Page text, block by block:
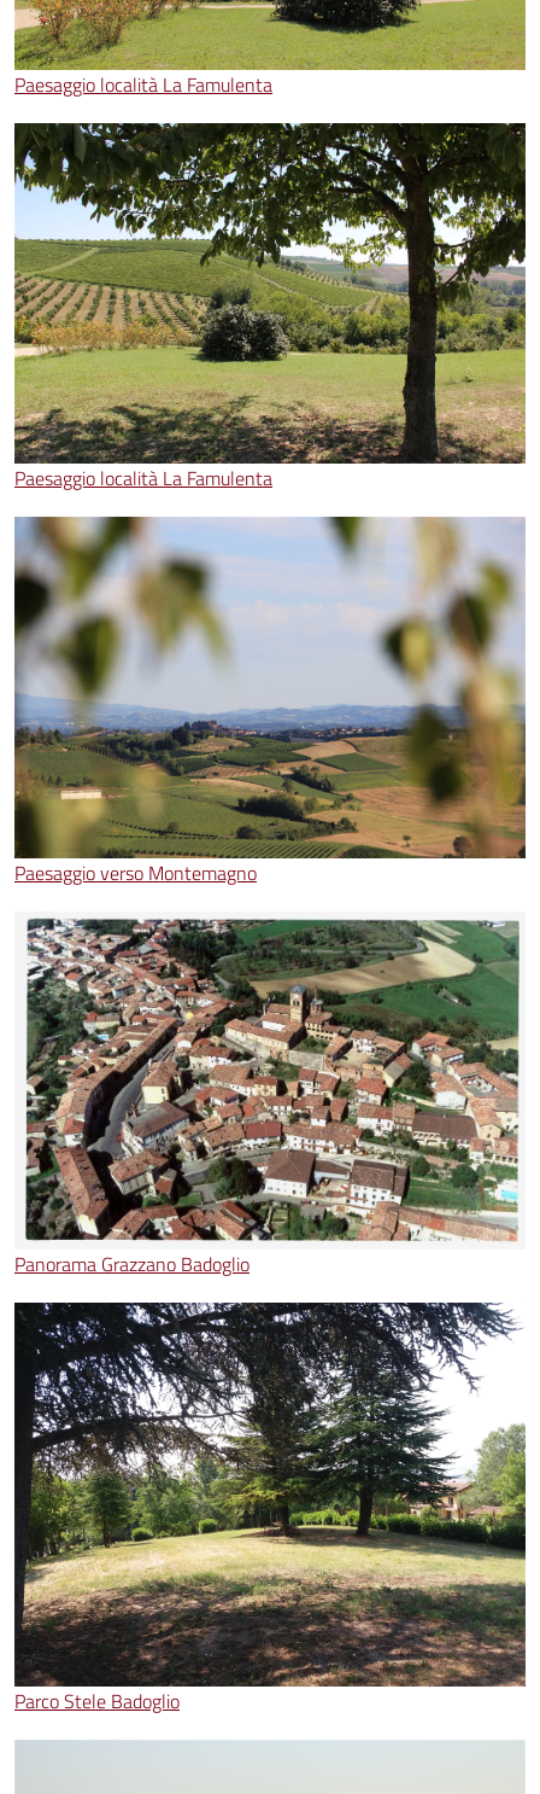
Paesaggio località La Famulenta
Paesaggio località La Famulenta
Paesaggio verso Montemagno
Panorama Grazzano Badoglio
Parco Stele Badoglio